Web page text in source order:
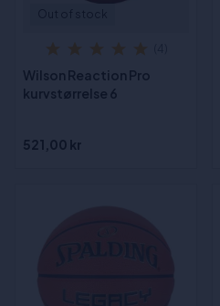
Wilson Reaction Pro
kurvstørrelse 6
521,00 kr